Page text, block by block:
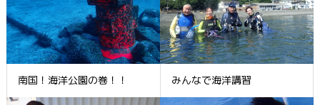
南国！海洋公園の巻！！ みんなで海洋講習